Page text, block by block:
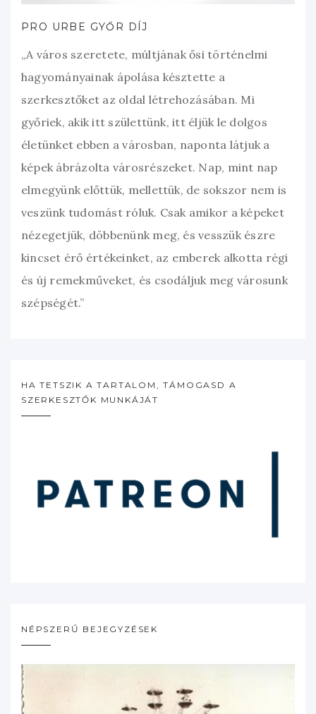
PRO URBE GYŐR DÍJ
„A város szeretete, múltjának ősi történelmi
hagyományainak ápolása késztette a
szerkesztőket az oldal létrehozásában. Mi
győriek, akik itt születtünk, itt éljük le dolgos
életünket ebben a városban, naponta látjuk a
képek ábrázolta városrészeket. Nap, mint nap
elmegyünk előttük, mellettük, de sokszor nem is
veszünk tudomást róluk. Csak amikor a képeket
nézegetjük, döbbenünk meg, és vesszük észre
kincset érő értékeinket, az emberek alkotta régi
és új remekműveket, és csodáljuk meg városunk
szépségét.”
HA TETSZIK A TARTALOM, TÁMOGASD A
SZERKESZTŐK MUNKÁJÁT
NÉPSZERŰ BEJEGYZÉSEK